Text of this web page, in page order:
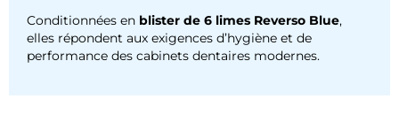
Conditionnées en blister de 6 limes Reverso Blue,
elles répondent aux exigences d’hygiène et de
performance des cabinets dentaires modernes.